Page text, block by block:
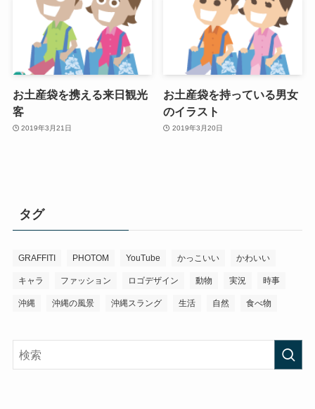
お土産袋を携える来日観光
客
2019年3月21日
お土産袋を持っている男女
のイラスト
2019年3月20日
タグ
GRAFFITI PHOTOM YouTube かっこいい かわいい
キャラ ファッション ロゴデザイン 動物 実況 時事
沖縄 沖縄の風景 沖縄スラング 生活 自然 食べ物